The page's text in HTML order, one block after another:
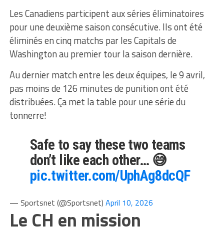
Les Canadiens participent aux séries éliminatoires
pour une deuxième saison consécutive. Ils ont été
éliminés en cinq matchs par les Capitals de
Washington au premier tour la saison dernière.
Au dernier match entre les deux équipes, le 9 avril,
pas moins de 126 minutes de punition ont été
distribuées. Ça met la table pour une série du
tonnerre!
Safe to say these two teams
don’t like each other… 😅
pic.twitter.com/UphAg8dcQF
— Sportsnet (@Sportsnet) April 10, 2026
Le CH en mission